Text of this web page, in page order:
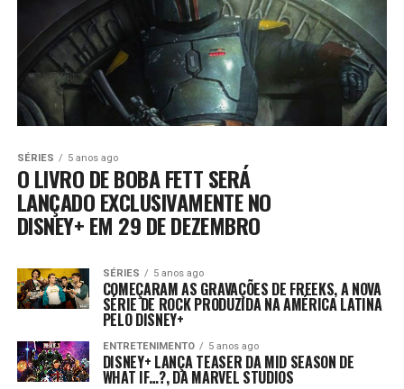
SÉRIES 5 anos ago
O LIVRO DE BOBA FETT SERÁ
LANÇADO EXCLUSIVAMENTE NO
DISNEY+ EM 29 DE DEZEMBRO
SÉRIES 5 anos ago
COMEÇARAM AS GRAVAÇÕES DE FREEKS, A NOVA
SÉRIE DE ROCK PRODUZIDA NA AMÉRICA LATINA
PELO DISNEY+
ENTRETENIMENTO 5 anos ago
DISNEY+ LANÇA TEASER DA MID SEASON DE
WHAT IF…?, DA MARVEL STUDIOS